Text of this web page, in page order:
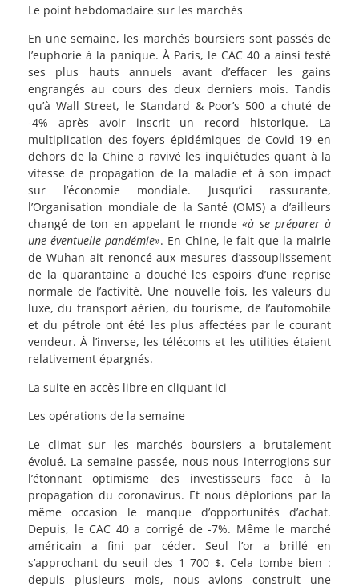
Le point hebdomadaire sur les marchés
En une semaine, les marchés boursiers sont passés de
l’euphorie à la panique. À Paris, le CAC 40 a ainsi testé
ses plus hauts annuels avant d’effacer les gains
engrangés au cours des deux derniers mois. Tandis
qu’à Wall Street, le Standard & Poor’s 500 a chuté de
-4% après avoir inscrit un record historique. La
multiplication des foyers épidémiques de Covid-19 en
dehors de la Chine a ravivé les inquiétudes quant à la
vitesse de propagation de la maladie et à son impact
sur l’économie mondiale. Jusqu’ici rassurante,
l’Organisation mondiale de la Santé (OMS) a d’ailleurs
changé de ton en appelant le monde«à se préparer à
une éventuelle pandémie». En Chine, le fait que la mairie
de Wuhan ait renoncé aux mesures d’assouplissement
de la quarantaine a douché les espoirs d’une reprise
normale de l’activité. Une nouvelle fois, les valeurs du
luxe, du transport aérien, du tourisme, de l’automobile
et du pétrole ont été les plus affectées par le courant
vendeur. À l’inverse, les télécoms et les utilities étaient
relativement épargnés.
La suite en accès libre en cliquant ici
Les opérations de la semaine
Le climat sur les marchés boursiers a brutalement
évolué. La semaine passée, nous nous interrogions sur
l’étonnant optimisme des investisseurs face à la
propagation du coronavirus. Et nous déplorions par la
même occasion le manque d’opportunités d’achat.
Depuis, le CAC 40 a corrigé de -7%. Même le marché
américain a fini par céder. Seul l’or a brillé en
s’approchant du seuil des 1 700 $. Cela tombe bien :
depuis plusieurs mois, nous avions construit une